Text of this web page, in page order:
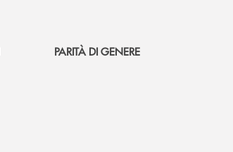
PARITÀ DI GENERE